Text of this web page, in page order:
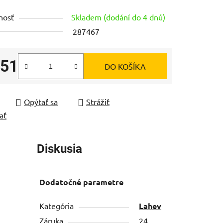
Skladem (dodání do 4 dnů)
287467
cena:
DO KOŠÍKA
Opýtať sa
Strážiť
Diskusia
Dodatočné parametre
Kategória Lahev
Záruka 24